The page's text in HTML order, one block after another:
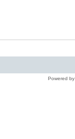
Powered